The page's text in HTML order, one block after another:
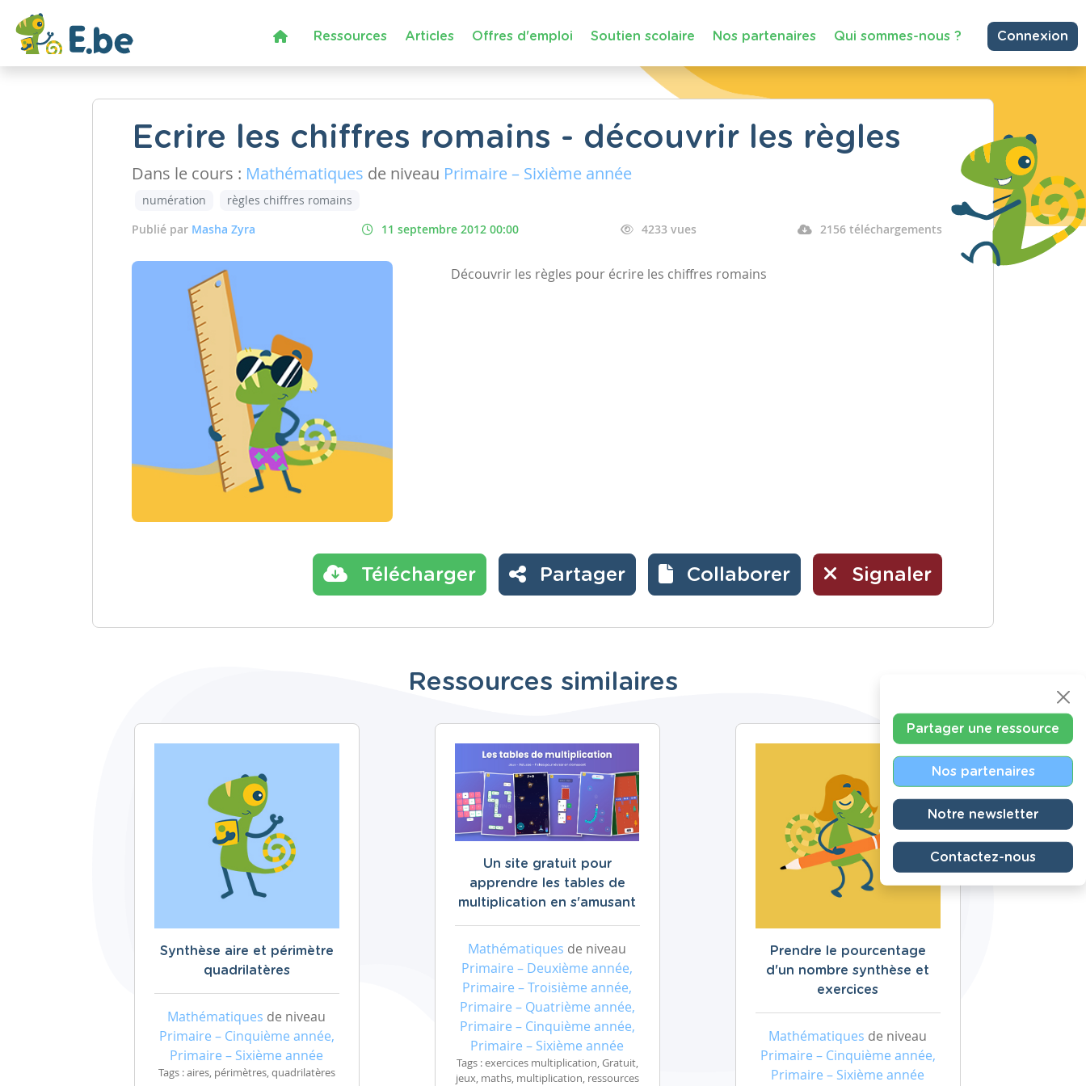
Ressources Articles Offres d'emploi Soutien scolaire Nos partenaires Qui sommes-nous ? Connexion
Ecrire les chiffres romains - découvrir les règles
Dans le cours : Mathématiques de niveau Primaire – Sixième année
numération
règles chiffres romains
Publié par Masha Zyra 11 septembre 2012 00:00 4233 vues 2156 téléchargements
Découvrir les règles pour écrire les chiffres romains
Télécharger Partager Collaborer Signaler
Ressources similaires
Synthèse aire et périmètre
quadrilatères
Mathématiques de niveau
Primaire – Cinquième année,
Primaire – Sixième année
Tags : aires, périmètres, quadrilatères
Un site gratuit pour
apprendre les tables de
multiplication en s'amusant
Mathématiques de niveau
Primaire – Deuxième année,
Primaire – Troisième année,
Primaire – Quatrième année,
Primaire – Cinquième année,
Primaire – Sixième année
Tags : exercices multiplication, Gratuit,
jeux, maths, multiplication, ressources
Prendre le pourcentage
d'un nombre synthèse et
exercices
Mathématiques de niveau
Primaire – Cinquième année,
Primaire – Sixième année
Partager une ressource
Nos partenaires
Notre newsletter
Contactez-nous